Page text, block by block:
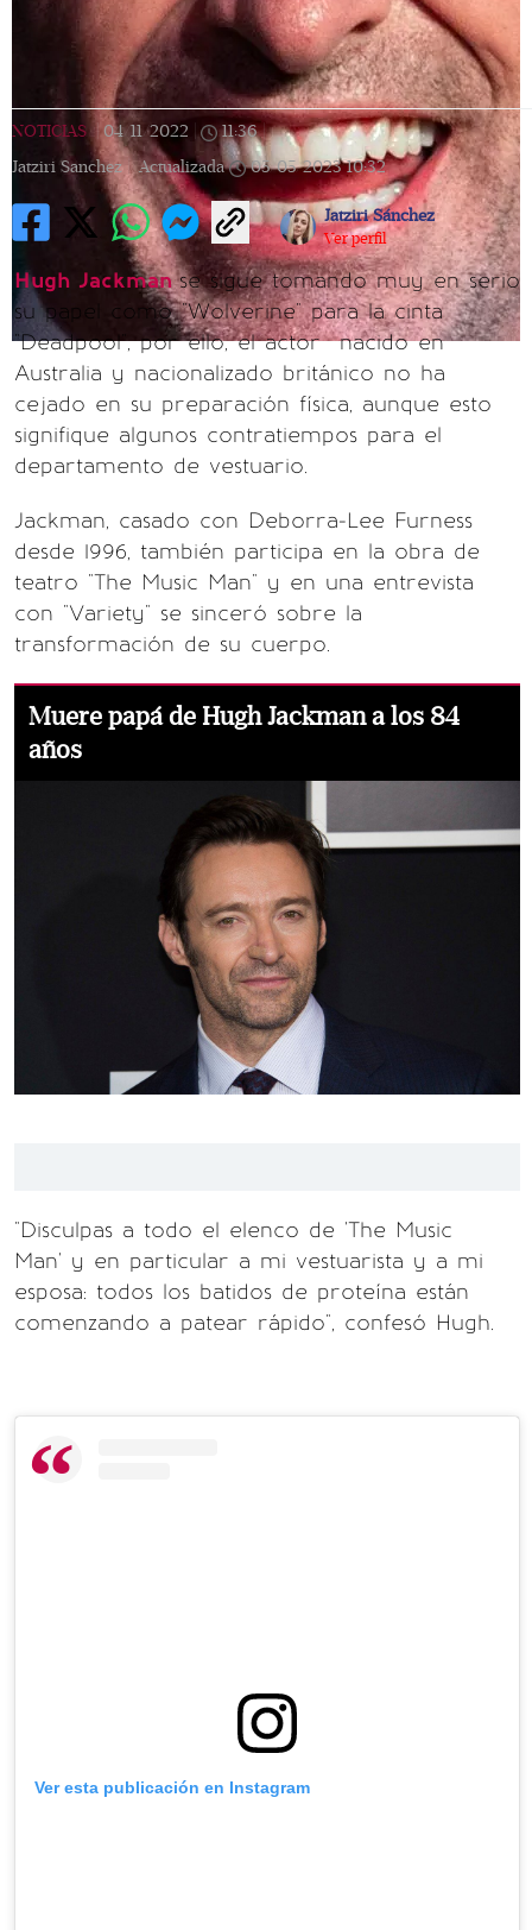
NOTICIAS 04/11/2022 11:36 |
Jatziri Sanchez | Actualizada 05/05/2023 10:32
Jatziri Sánchez
Ver perfil
Hugh Jackmanse sigue tomando muy en serio
su papel como "Wolverine" para la cinta
"Deadpool", por ello, el actor nacido en
Australia y nacionalizado británico no ha
cejado en su preparación física, aunque esto
signifique algunos contratiempos para el
departamento de vestuario.
Jackman, casado con Deborra-Lee Furness
desde 1996, también participa en la obra de
teatro "The Music Man" y en una entrevista
con "Variety" se sinceró sobre la
transformación de su cuerpo.
Muere papá de Hugh Jackman a los 84
años
"Disculpas a todo el elenco de 'The Music
Man' y en particular a mi vestuarista y a mi
esposa: todos los batidos de proteína están
comenzando a patear rápido", confesó Hugh.
Ver esta publicación en Instagram